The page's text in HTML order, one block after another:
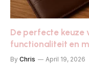
De perfecte keuze
functionaliteit en
By Chris April 19, 2026